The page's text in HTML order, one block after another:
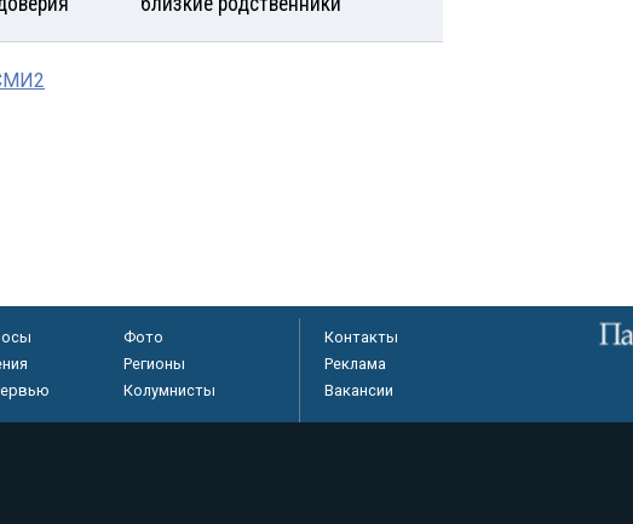
Фото
Регионы
Колумнисты
Контакты
Реклама
Вакансии